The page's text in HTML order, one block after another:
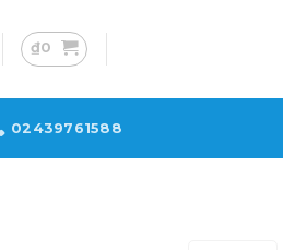
₫0
02439761588